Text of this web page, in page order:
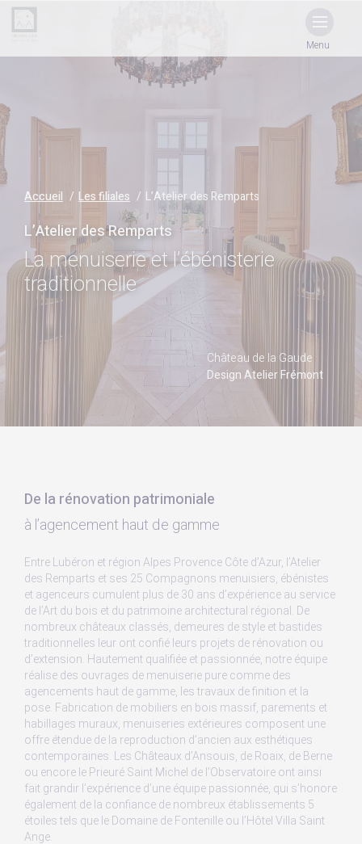
Menu
Accueil Les filiales L’Atelier des Remparts
L’Atelier des Remparts
La menuiserie et l’ébénisterie
traditionnelle
Château de la Gaude
Design Atelier Frémont
De la rénovation patrimoniale
à l’agencement haut de gamme
Entre Lubéron et région Alpes Provence Côte d’Azur, l’Atelier
des Remparts et ses 25 Compagnons menuisiers, ébénistes
et agenceurs cumulent plus de 30 ans d’expérience au service
de l’Art du bois et du patrimoine architectural régional. De
nombreux châteaux classés, demeures de style et bastides
traditionnelles leur ont confié leurs projets de rénovation ou
d’extension. Hautement qualifiée et passionnée, notre équipe
réalise des ouvrages de menuiserie pure comme des
agencements haut de gamme, les travaux de finition et la
pose. Fabrication de mobiliers en bois massif, parements et
habillages muraux, menuiseries extérieures composent une
offre étendue de la reproduction d’ancien aux esthétiques
contemporaines. Les Châteaux d’Ansouis, de Roaix, de Berne
ou encore le Prieuré Saint Michel de l’Observatoire ont ainsi
fait grandir l’expérience d’une équipe passionnée, qui s’honore
également de la confiance de nombreux établissements 5
étoiles tels que le Domaine de Fontenille ou l’Hôtel Villa Saint
Ange.